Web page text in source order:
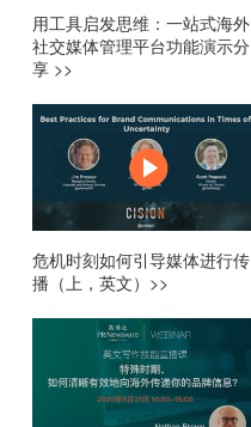
用工具启发思维：一站式海外
社交媒体管理平台功能演示分
享 >>
危机时刻如何引导媒体进行传
播（上，英文）>>